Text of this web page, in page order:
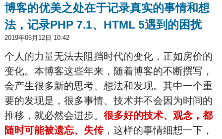
博客的优美之处在于记录真实的事情和想
法，记录PHP 7.1、HTML 5遇到的困扰
2019年06月12日 10:42
个人的力量无法去阻挡时代的变化，正如房价的
变化。本博客这些年来，随着博客的不断撰写，
会产生很多新的思考、想法和发现。其中一个重
要的发现是，很多事情、技术并不会因为时间的
推移，就必然会进步。 很多好的技术、观念，都
随时可能被遗忘、失传，这样的事情细想一下，